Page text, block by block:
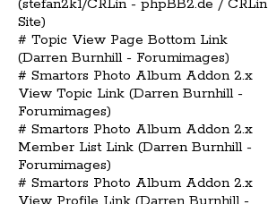
(stefan2k1/CRLin - phpBB2.de / CRLin
Site)
# Topic View Page Bottom Link
(Darren Burnhill - Forumimages)
# Smartors Photo Album Addon 2.x
View Topic Link (Darren Burnhill -
Forumimages)
# Smartors Photo Album Addon 2.x
Member List Link (Darren Burnhill -
Forumimages)
# Smartors Photo Album Addon 2.x